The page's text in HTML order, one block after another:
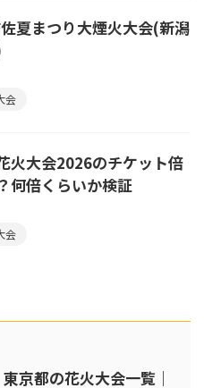
佐夏まつり大煙火大会(新潟
会
火大会2026のチケット倍
何倍くらいか検証
会
東京都の花火大会一覧｜